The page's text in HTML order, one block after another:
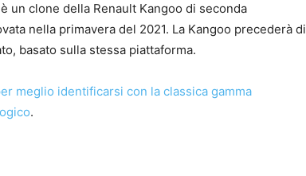
è un clone della Renault Kangoo di seconda
nella primavera del 2021. La Kangoo precederà di
basato sulla stessa piattaforma.
meglio identificarsi con la classica gamma
.